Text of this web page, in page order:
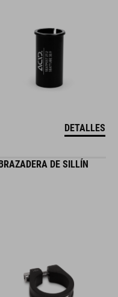
DETALLES
DE SILLÍN